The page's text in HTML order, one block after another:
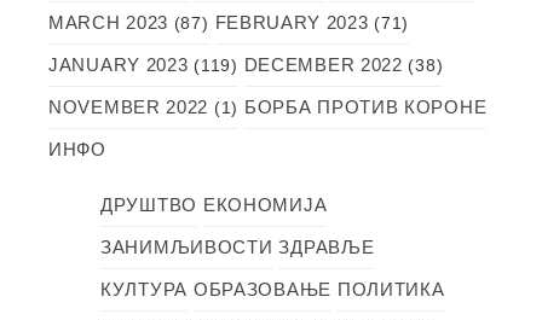
MARCH 2023 (87) FEBRUARY 2023 (71)
JANUARY 2023 (119) DECEMBER 2022 (38)
NOVEMBER 2022 (1) БОРБА ПРОТИВ КОРОНЕ
ИНФО
ДРУШТВО ЕКОНОМИЈА
ЗАНИМЉИВОСТИ ЗДРАВЉЕ
КУЛТУРА ОБРАЗОВАЊЕ ПОЛИТИКА